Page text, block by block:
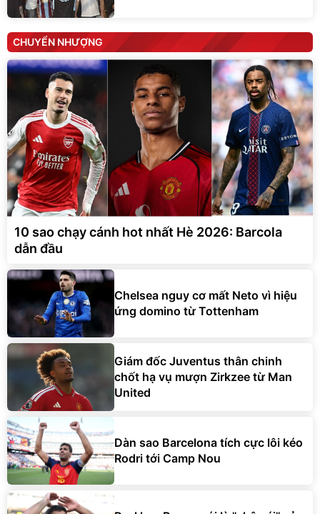
CHUYỂN NHƯỢNG
10 sao chạy cánh hot nhất Hè 2026: Barcola
dẫn đầu
Chelsea nguy cơ mất Neto vì hiệu
ứng domino từ Tottenham
Giám đốc Juventus thân chinh
chốt hạ vụ mượn Zirkzee từ Man
United
Dàn sao Barcelona tích cực lôi kéo
Rodri tới Camp Nou